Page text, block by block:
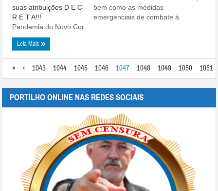
bem como as medidas
emergenciais de combate à
Pandemia do Novo Cor ...
Leia Mais
« ‹ 1043 1044 1045 1046 1047 1048 1049 1050 1051
PORTILHO ONLINE NAS REDES SOCIAIS